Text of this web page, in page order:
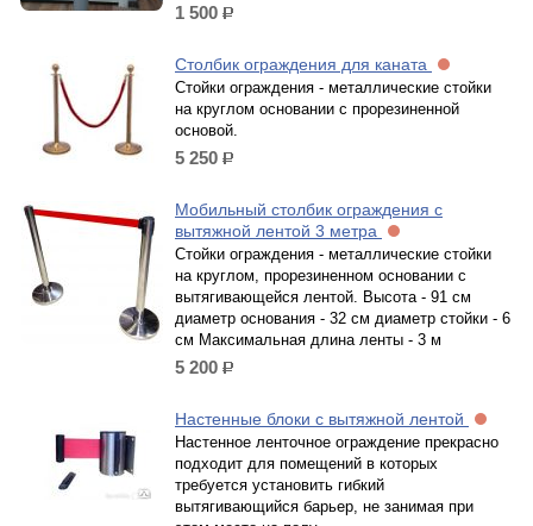
1 500 р.
Столбик ограждения для каната
Стойки ограждения - металлические стойки
на круглом основании с прорезиненной
основой.
5 250 р.
Мобильный столбик ограждения с
вытяжной лентой 3 метра
Стойки ограждения - металлические стойки
на круглом, прорезиненном основании с
вытягивающейся лентой. Высота - 91 см
диаметр основания - 32 см диаметр стойки - 6
см Максимальная длина ленты - 3 м
5 200 р.
Настенные блоки с вытяжной лентой
Настенное ленточное ограждение прекрасно
подходит для помещений в которых
требуется установить гибкий
вытягивающийся барьер, не занимая при